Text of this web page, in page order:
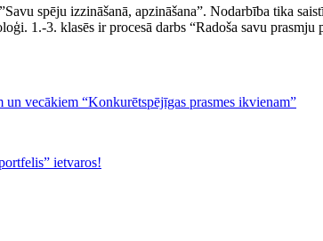
spēju izzināšanā, apzināšana”. Nodarbība tika
1.-3. klasēs ir procesā darbs “Radoša savu
un vecākiem “Konkurētspējīgas prasmes ikvienam”
ietvaros!